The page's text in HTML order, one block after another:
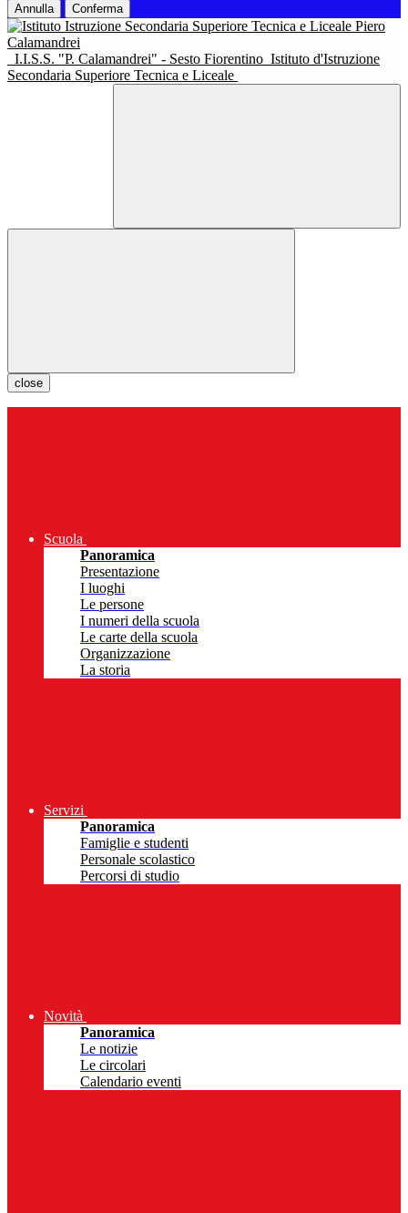
Annulla Conferma
I.I.S.S. "P. Calamandrei" - Sesto Fiorentino Istituto d'Istruzione
Secondaria Superiore Tecnica e Liceale
close
Scuola
Panoramica
Presentazione
I luoghi
Le persone
I numeri della scuola
Le carte della scuola
Organizzazione
La storia
Servizi
Panoramica
Famiglie e studenti
Personale scolastico
Percorsi di studio
Novità
Panoramica
Le notizie
Le circolari
Calendario eventi